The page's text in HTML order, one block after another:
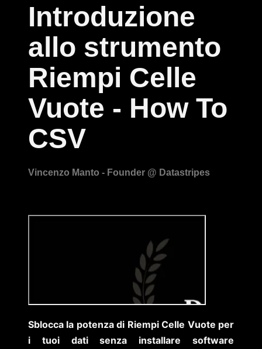
Introduzione
allo strumento
Riempi Celle
Vuote - How To
CSV
Sblocca la potenza di Riempi Celle Vuote per
i tuoi dati senza installare software